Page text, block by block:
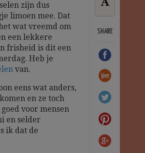
SHARE
zijn dus
limoen mee. Dat
wat vreemd om
een lekkere
frisheid is dit een
Heb je
van.
eens wat anders,
en ze toch
voor mensen
en selder
ik dat de